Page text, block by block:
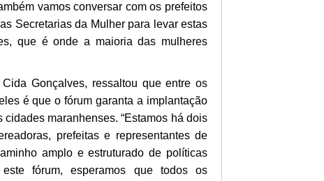
vamos conversar com os prefeitos
Secretarias da Mulher para levar estas
que é onde a maioria das mulheres
Gonçalves, ressaltou que entre os
é que o fórum garanta a implantação
maranhenses. “Estamos há dois
prefeitas e representantes de
amplo e estruturado de políticas
fórum, esperamos que todos os